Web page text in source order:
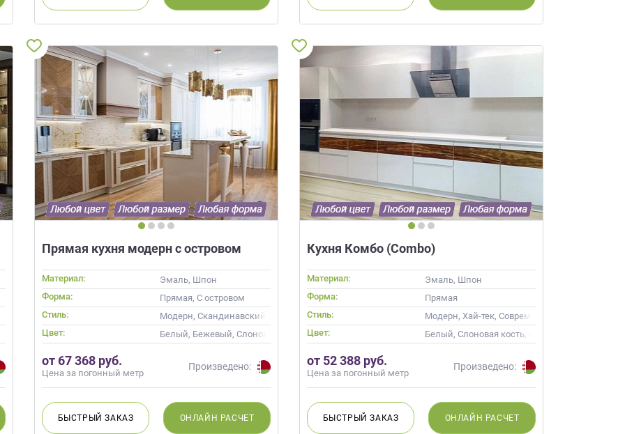
Прямая кухня модерн с островом
Материал:
Эмаль, Шпон
Форма:
Прямая, С островом
Стиль:
Модерн, Скандинавский, Неоклассика, Современные
Цвет:
Белый, Бежевый, Слоновая кость, Кремовый, Коричневый, Капучино
от 67 368 руб.
Цена за погонный метр
Произведено:
БЫСТРЫЙЗАКАЗ ОНЛАЙН РАСЧЕТ
Кухня Комбо (Combo)
Материал:
Эмаль, Шпон
Форма:
Прямая
Стиль:
Модерн, Хай-тек, Современные
Цвет:
Белый, Слоновая кость, Кремовый, Капучино
от 52 388 руб.
Цена за погонный метр
Произведено:
БЫСТРЫЙЗАКАЗ ОНЛАЙН РАСЧЕТ
×
Нет времени? Пробки?
Наши салоны далеко от
вас?
Дизайнер приедет к вам, замерит помещение, подготовит
дизайн-проект и предоставит чертежи для строителей
совершенноБЕСПЛАТНО* . Даже если вы не купите мебель.
*минимальная стоимость проекта от 150 000 т.р.
Что от вас требуется?
×
Не нашли нужную модель
или фасад мебели?
изготовление образца модели перед заказом